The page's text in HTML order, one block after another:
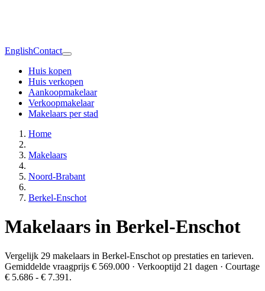
EnglishContact
Huis kopen
Huis verkopen
Aankoopmakelaar
Verkoopmakelaar
Makelaars per stad
Home
Makelaars
Noord-Brabant
Berkel-Enschot
Makelaars in Berkel-Enschot
Vergelijk 29 makelaars in Berkel-Enschot op prestaties en tarieven.
Gemiddelde vraagprijs € 569.000 · Verkooptijd 21 dagen · Courtage
€ 5.686 - € 7.391.